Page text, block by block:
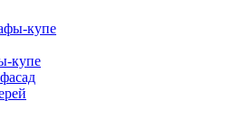
купе
купе